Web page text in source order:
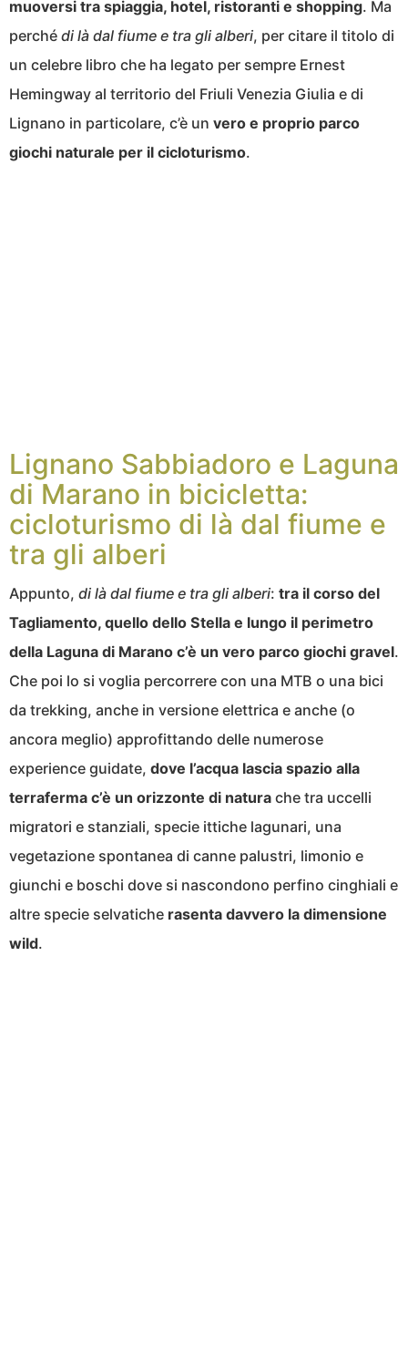
muoversi tra spiaggia, hotel, ristoranti e shopping. Ma
perché di là dal fiume e tra gli alberi, per citare il titolo di
un celebre libro che ha legato per sempre Ernest
Hemingway al territorio del Friuli Venezia Giulia e di
Lignano in particolare, c’è un vero e proprio parco
giochi naturale per il cicloturismo.
Lignano Sabbiadoro e Laguna
di Marano in bicicletta:
cicloturismo di là dal fiume e
tra gli alberi
Appunto, di là dal fiume e tra gli alberi: tra il corso del
Tagliamento, quello dello Stella e lungo il perimetro
della Laguna di Marano c’è un vero parco giochi gravel.
Che poi lo si voglia percorrere con una MTB o una bici
da trekking, anche in versione elettrica e anche (o
ancora meglio) approfittando delle numerose
experience guidate, dove l’acqua lascia spazio alla
terraferma c’è un orizzonte di natura che tra uccelli
migratori e stanziali, specie ittiche lagunari, una
vegetazione spontanea di canne palustri, limonio e
giunchi e boschi dove si nascondono perfino cinghiali e
altre specie selvatiche rasenta davvero la dimensione
wild.